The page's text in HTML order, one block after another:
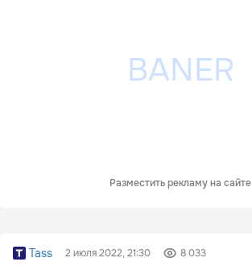
Разместить рекламу на сайте
Tass 2 июля 2022, 21:30 8 033